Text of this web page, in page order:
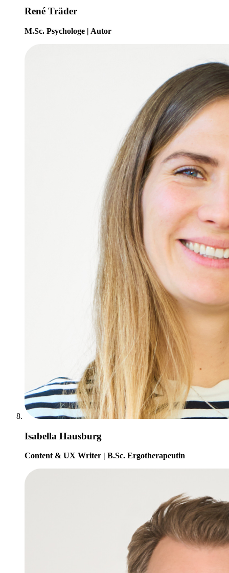
René Träder
M.Sc. Psychologe | Autor
Isabella Hausburg
Content & UX Writer | B.Sc. Ergotherapeutin